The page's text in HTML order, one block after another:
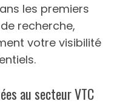
les premiers
recherche,
votre visibilité
au secteur VTC